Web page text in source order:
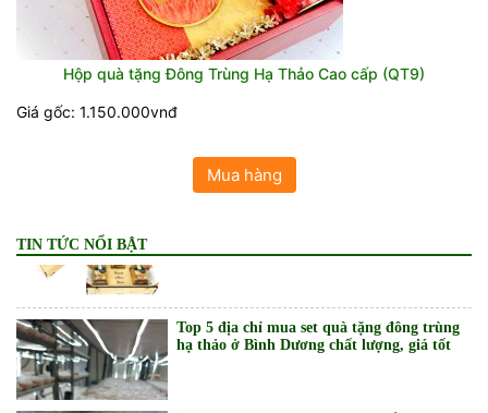
Hộp quà tặng Đông Trùng Hạ Thảo Cao cấp (QT9)
Giá gốc: 1.150.000vnđ
Mua hàng
TIN TỨC NỔI BẬT
Top 5 địa chỉ mua set quà tặng đông trùng
hạ thảo ở Vũng Tàu chất lượng, giá tốt
Top 5 địa chỉ mua set quà tặng đông trùng
Top 5 địa chỉ mua set quà tặng đông trùng
hạ thảo ở Bình Dương chất lượng, giá tốt